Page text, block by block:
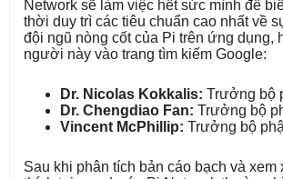
Network sẽ làm việc hết sức mình để
thời duy trì các tiêu chuẩn cao nhất về
đội ngũ nòng cốt của Pi trên ứng
người này vào trang tìm kiếm Google:
Dr. Nicolas Kokkalis: Trưởng bộ
Dr. Chengdiao Fan: Trưởng bộ
Vincent McPhillip: Trưởng bộ
Sau khi phân tích bản cáo bạch và